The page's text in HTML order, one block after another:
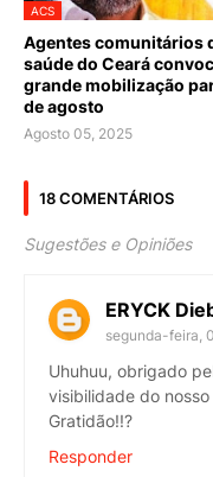
ACS
Agentes comunitários
saúde do Ceará
grande mobilização
de agosto
Agosto 05, 2025
18 COMENTÁRIOS
Sugestões e Opiniões
ERYCK
segunda-feira,
Uhuhuu, obrigado
visibilidade do
Gratidão!!?
Responder